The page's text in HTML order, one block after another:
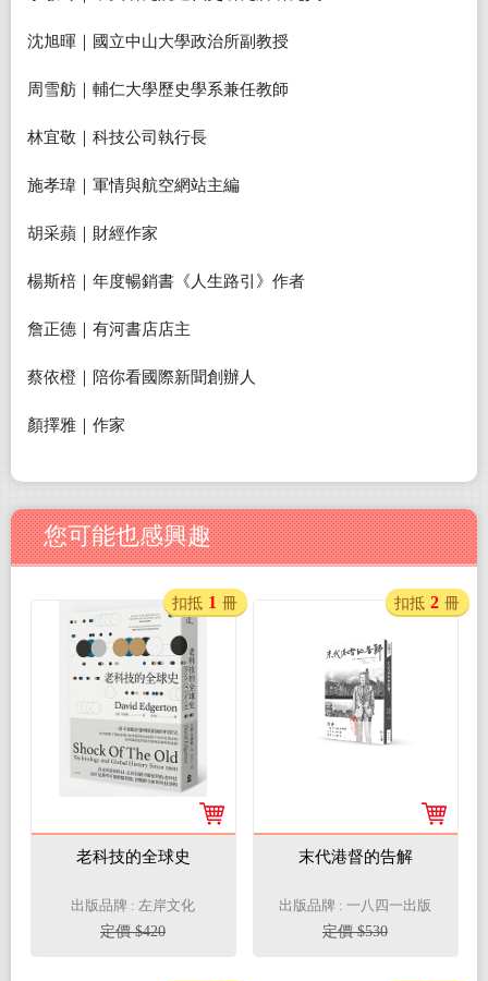
沈旭暉｜國立中山大學政治所副教授
周雪舫｜輔仁大學歷史學系兼任教師
林宜敬｜科技公司執行長
施孝瑋｜軍情與航空網站主編
胡采蘋｜財經作家
楊斯棓｜年度暢銷書《人生路引》作者
詹正德｜有河書店店主
蔡依橙｜陪你看國際新聞創辦人
顏擇雅｜作家
您可能也感興趣
老科技的全球史
出版品牌 : 左岸文化
定價 $420
扣抵 1 冊
末代港督的告解
出版品牌 : 一八四一出版
定價 $530
扣抵 2 冊